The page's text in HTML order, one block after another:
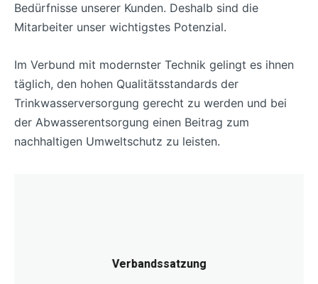
Bedürfnisse unserer Kunden. Deshalb sind die
Mitarbeiter unser wichtigstes Potenzial.
Im Verbund mit modernster Technik gelingt es ihnen
täglich, den hohen Qualitätsstandards der
Trinkwasserversorgung gerecht zu werden und bei
der Abwasserentsorgung einen Beitrag zum
nachhaltigen Umweltschutz zu leisten.
Verbandssatzung